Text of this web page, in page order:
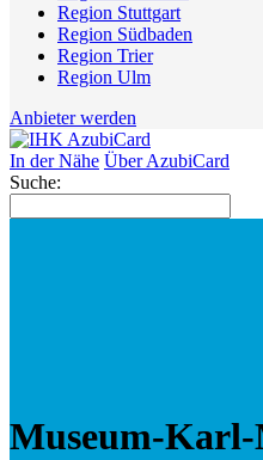
Region Stuttgart
Region Südbaden
Region Trier
Region Ulm
Anbieter werden
In der Nähe Über AzubiCard
Suche:
Museum-